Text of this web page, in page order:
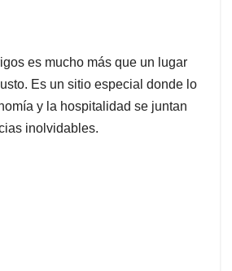
es mucho más que un lugar
Es un sitio especial donde lo
y la hospitalidad se juntan
inolvidables.